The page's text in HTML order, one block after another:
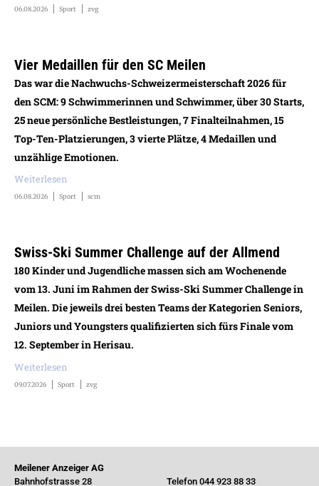
06.08.2026 Sport zvg
Vier Medaillen für den SC Meilen
Das war die Nachwuchs-Schweizermeisterschaft 2026 für
den SCM: 9 Schwimmerinnen und Schwimmer, über 30 Starts,
25 neue persönliche Bestleistungen, 7 Finalteilnahmen, 15
Top-Ten-Platzierungen, 3 vierte Plätze, 4 Medaillen und
unzählige Emotionen.
Weiterlesen
06.08.2026 Sport scm
Swiss-Ski Summer Challenge auf der Allmend
180 Kinder und Jugendliche massen sich am Wochenende
vom 13. Juni im Rahmen der Swiss-Ski Summer Challenge in
Meilen. Die jeweils drei besten Teams der Kategorien Seniors,
Juniors und Youngsters qualifizierten sich fürs Finale vom
12. September in Herisau.
Weiterlesen
09.07.2026 Sport zvg
Meilener Anzeiger AG
Bahnhofstrasse 28
Telefon 044 923 88 33